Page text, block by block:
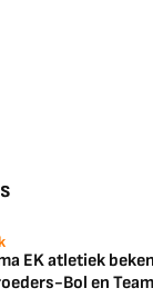
EK atletiek
Bol en